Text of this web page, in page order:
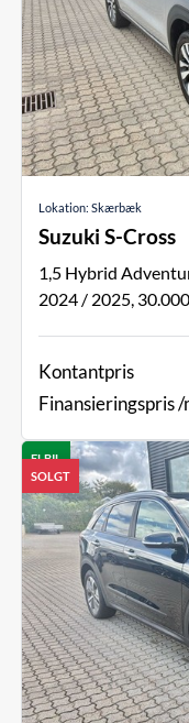
Lokation: Skærbæk
Suzuki S-Cross
1,5 Hybrid
Kontantpris
Finansieringspris /
2024 / 2025 30.000
ELBIL
SOLGT